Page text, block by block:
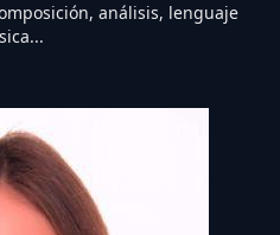
análisis, lenguaje